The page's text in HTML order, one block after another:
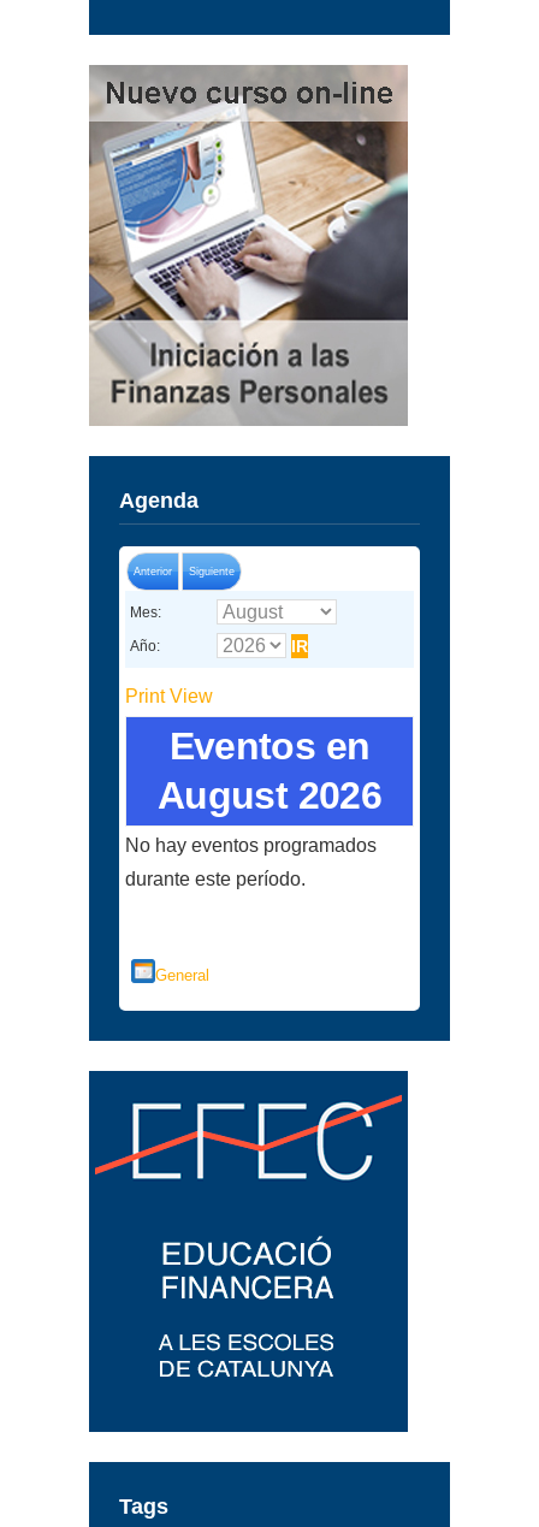
Agenda
Anterior Siguiente
Mes:
Año:
PrintView
Eventos en
August 2026
No hay eventos programados
durante este período.
General
Tags